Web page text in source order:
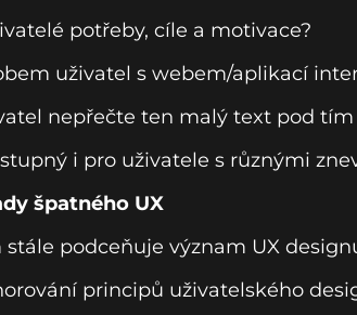
potřeby, cíle a motivace?
uživatel s webem/aplikací
nepřečte ten malý text pod
i pro uživatele s různými
špatného UX
stále podceňuje význam UX
principů uživatelského